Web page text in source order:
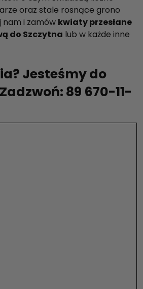
oraz stale rosnące grono
nam i zamów kwiaty przesłane
do Szczytna lub w każde inne
Jesteśmy do
89 670-11-